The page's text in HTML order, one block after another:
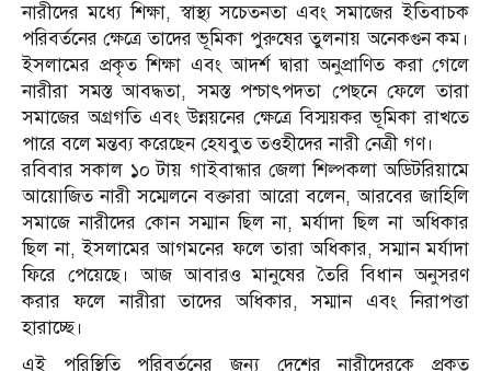
নারীদের মধ্যে শিক্ষা, স্বাস্থ্য সচেতনতা এবং সমাজের ইতিবাচক
পরিবর্তনের ক্ষেত্রে তাদের ভূমিকা পুরুষের তুলনায় অনেকগুন কম।
ইসলামের প্রকৃত শিক্ষা এবং আদর্শ দ্বারা অনুপ্রাণিত করা গেলে
নারীরা সমস্ত আবদ্ধতা, সমস্ত পশ্চাৎপদতা পেছনে ফেলে তারা
সমাজের অগ্রগতি এবং উন্নয়নের ক্ষেত্রে বিস্ময়কর ভূমিকা রাখতে
পারে বলে মন্তব্য করেছেন হেযবুত তওহীদের নারী নেত্রী গণ।
রবিবার সকাল ১০ টায় গাইবান্ধার জেলা শিল্পকলা অডিটরিয়ামে
আয়োজিত নারী সম্মেলনে বক্তারা আরো বলেন, আরবের জাহিলি
সমাজে নারীদের কোন সম্মান ছিল না, মর্যাদা ছিল না অধিকার
ছিল না, ইসলামের আগমনের ফলে তারা অধিকার, সম্মান মর্যাদা
ফিরে পেয়েছে। আজ আবারও মানুষের তৈরি বিধান অনুসরণ
করার ফলে নারীরা তাদের অধিকার, সম্মান এবং নিরাপত্তা
হারাচ্ছে।
এই পরিস্থিতি পরিবর্তনের জন্য দেশের নারীদেরকে প্রকৃত